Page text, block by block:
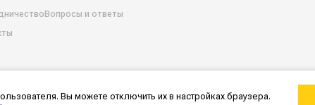
Вопросы и ответы
cookies Согласие на обработку персональных данных Разработка и продвижение
Вы можете отключить их в настройках браузера.